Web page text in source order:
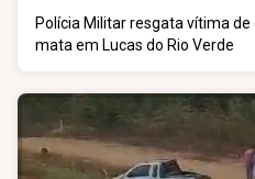
Polícia Militar resgata vítima
mata em Lucas do Rio Verde